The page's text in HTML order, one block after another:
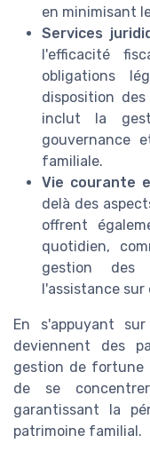
en minimisant
Services
l'efficacité
obligations
disposition
inclut la
gouvernance
familiale.
Vie courante
delà des
offrent
quotidien,
gestion des
l'assistance sur
En s'appuyant
deviennent des
gestion de fortune
de se
garantissant la
patrimoine familial.